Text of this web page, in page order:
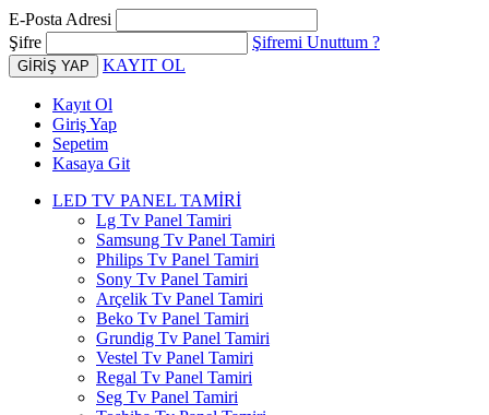
E-Posta Adresi
Şifre
Şifremi Unuttum ?
KAYIT OL
Kayıt Ol
Giriş Yap
Sepetim
Kasaya Git
LED TV PANEL TAMİRİ
Lg Tv Panel Tamiri
Samsung Tv Panel Tamiri
Philips Tv Panel Tamiri
Sony Tv Panel Tamiri
Arçelik Tv Panel Tamiri
Beko Tv Panel Tamiri
Grundig Tv Panel Tamiri
Vestel Tv Panel Tamiri
Regal Tv Panel Tamiri
Seg Tv Panel Tamiri